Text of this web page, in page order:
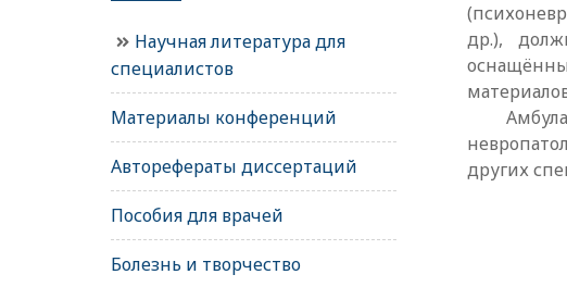
др.),
других
Научная литература для
специалистов
Материалы конференций
Авторефераты диссертаций
Пособия для врачей
Болезнь и творчество